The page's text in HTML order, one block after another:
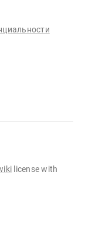
license with